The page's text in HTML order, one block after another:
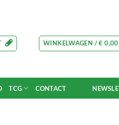
WINKELWAGEN /€ 0,00
TCG CONTACT